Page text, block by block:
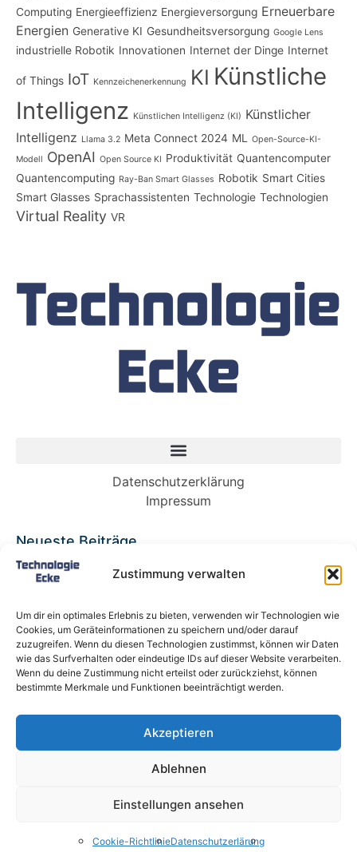
Zustimmung verwalten
Um dir ein optimales Erlebnis zu bieten, verwenden wir Technologien wie
Cookies, um Geräteinformationen zu speichern und/oder darauf
zuzugreifen. Wenn du diesen Technologien zustimmst, können wir Daten
wie das Surfverhalten oder eindeutige IDs auf dieser Website verarbeiten.
Wenn du deine Zustimmung nicht erteilst oder zurückziehst, können
bestimmte Merkmale und Funktionen beeinträchtigt werden.
Akzeptieren
Ablehnen
Einstellungen ansehen
Cookie-RichtlinieDatenschutzerlärung
Computing Energieeffizienz Energieversorgung Erneuerbare
Energien Generative KI Gesundheitsversorgung Google Lens
industrielle Robotik Innovationen Internet der Dinge Internet
of Things IoT Kennzeichenerkennung KI Künstliche
Intelligenz Künstlichen Intelligenz (KI) Künstlicher
Intelligenz Llama 3.2 Meta Connect 2024 ML
Open-Source-KI-
Modell OpenAI Open Source KI Produktivität Quantencomputer
Quantencomputing Ray-Ban Smart Glasses Robotik Smart Cities
Smart Glasses Sprachassistenten Technologie Technologien
Virtual Reality VR
Datenschutzerklärung
Impressum
Neueste Beiträge
Babybett 90×200: Die perfekte Lösung für
wachsende Kinder und kleine Räume
Deutschland endlich ein Recht auf Kühlung
braucht
Schneckentempo: Die langsamsten Autos der
Welt
Extremismus
Softwareentwicklungsteam: Das sind die
Alle Rechte vorbehalten @ Technologie-Ecke.de